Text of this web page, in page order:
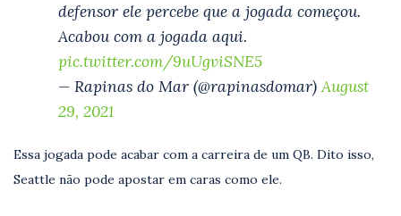
defensor ele percebe que a jogada começou.
Acabou com a jogada aqui.
pic.twitter.com/9uUgviSNE5
— Rapinas do Mar (@rapinasdomar)August
29, 2021
Essa jogada pode acabar com a carreira de um QB. Dito isso,
Seattle não pode apostar em caras como ele.